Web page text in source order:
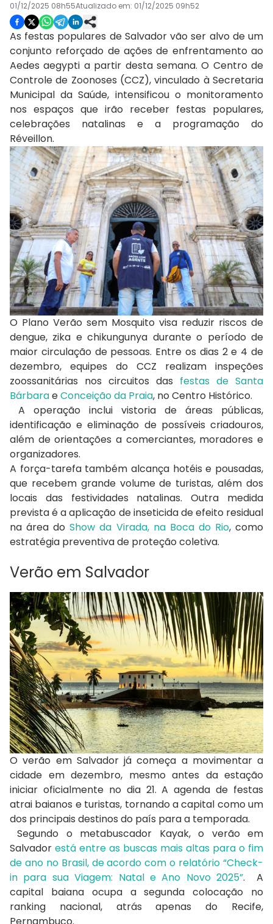
01/12/2025 08h55Atualizado em: 01/12/2025 09h52
As festas populares de Salvador vão ser alvo de um
conjunto reforçado de ações de enfrentamento ao
Aedes aegypti a partir desta semana. O Centro de
Controle de Zoonoses (CCZ), vinculado à Secretaria
Municipal da Saúde, intensificou o monitoramento
nos espaços que irão receber festas populares,
celebrações natalinas e a programação do
Réveillon.
O Plano Verão sem Mosquito visa reduzir riscos de
dengue, zika echikungunya durante o período de
maior circulação de pessoas. Entre os dias 2 e 4 de
dezembro, equipes do CCZ realizam inspeções
zoossanitárias nos circuitos das festas de Santa
BárbaraeConceição da Praia, no Centro Histórico.
A operação inclui vistoria de áreas públicas,
identificação e eliminação de possíveis criadouros,
além de orientações a comerciantes, moradores e
organizadores.
A força-tarefa também alcança hotéis e pousadas,
que recebem grande volume de turistas, além dos
locais das festividades natalinas. Outra medida
prevista é a aplicação de inseticida de efeito residual
na área doShow da Virada, na Boca do Rio, como
estratégia preventiva de proteção coletiva.
Verão em Salvador
O verão em Salvador já começa a movimentar a
cidade em dezembro, mesmo antes da estação
iniciar oficialmente no dia 21. A agenda de festas
atrai baianos e turistas, tornando a capital como um
dos principais destinos do país para a temporada.
Segundo o metabuscador Kayak, o verão em
Salvador está entre as buscas mais altas para o fim
de ano no Brasil, de acordo com o relatório “Check-
in para sua Viagem: Natal e Ano Novo 2025”. A
capital baiana ocupa a segunda colocação no
ranking nacional, atrás apenas do Recife,
Pernambuco.